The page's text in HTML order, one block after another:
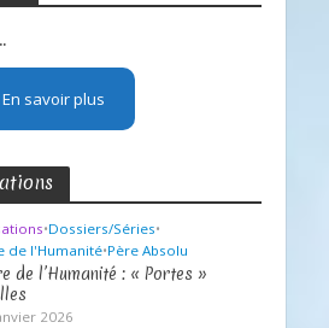
En savoir plus
•Dossiers/Séries•
de l'Humanité•Père Absolu
de l’Humanité : « Portes »
2026